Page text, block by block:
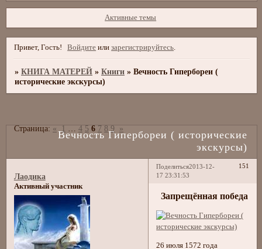
Активные темы
Привет, Гость! Войдите илизарегистрируйтесь
»КНИГА МАТЕРЕЙ »Книги »Вечность Гипербореи (
исторические экскурсы)
Вечность Гипербореи ( исторические
экскурсы)
Страница:« 1 … 4 5 6 7 8 9 »
Поделиться 151
2013-12-
17 23:31:53
Лаодика
Активный участник
Запрещённая победа
26 июля 1572 года